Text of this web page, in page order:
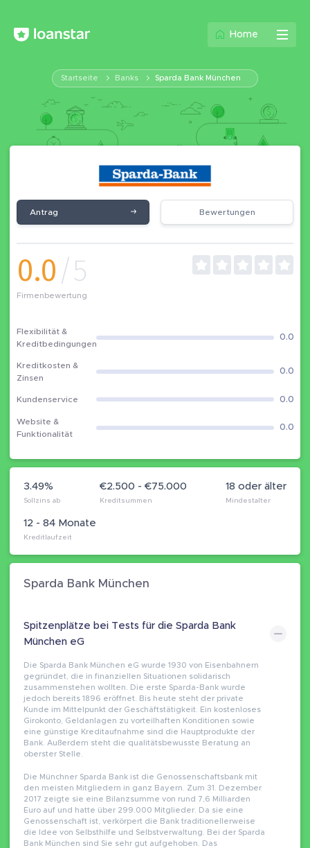
Home
Startseite Banks Sparda Bank München
Antrag Bewertungen
0.0/5
Firmenbewertung
Flexibilität &
Kreditbedingungen
0.0
Kreditkosten &
Zinsen
0.0
Kundenservice 0.0
Website &
Funktionalität
0.0
3.49%
Sollzins ab
€2.500 - €75.000
Kreditsummen
12 - 84 Monate
Kreditlaufzeit
18 oder älter
Mindestalter
Sparda Bank München
Spitzenplätze bei Tests für die Sparda Bank
München eG
Die Sparda Bank München eG wurde 1930 von Eisenbahnern
gegründet, die in finanziellen Situationen solidarisch
zusammenstehen wollten. Die erste Sparda-Bank wurde
jedoch bereits 1896 eröffnet. Bis heute steht der private
Kunde im Mittelpunkt der Geschäftstätigkeit. Ein kostenloses
Girokonto, Geldanlagen zu vorteilhaften Konditionen sowie
eine günstige Kreditaufnahme sind die Hauptprodukte der
Bank. Außerdem steht die qualitätsbewusste Beratung an
oberster Stelle.
Die Münchner Sparda Bank ist die Genossenschaftsbank mit
den meisten Mitgliedern in ganz Bayern. Zum 31. Dezember
2017 zeigte sie eine Bilanzsumme von rund 7,6 Milliarden
Euro auf und hatte über 299.000 Mitglieder. Da sie eine
Genossenschaft ist, verkörpert die Bank traditionellerweise
die Idee von Selbsthilfe und Selbstverwaltung. Bei der Sparda
Bank München sind Sie sehr gut aufgehoben. Das